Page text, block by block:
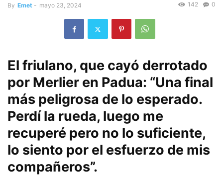
By Emet - mayo 23, 2024 0
142
El friulano, que cayó derrotado
por Merlier en Padua: “Una final
más peligrosa de lo esperado.
Perdí la rueda, luego me
recuperé pero no lo suficiente,
lo siento por el esfuerzo de mis
compañeros”.